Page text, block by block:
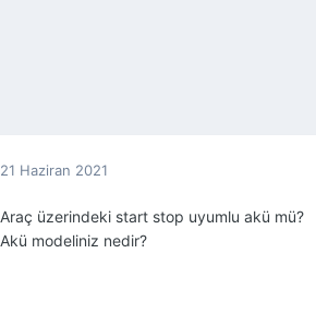
21 Haziran 2021
Araç üzerindeki start stop uyumlu akü mü?
Akü modeliniz nedir?